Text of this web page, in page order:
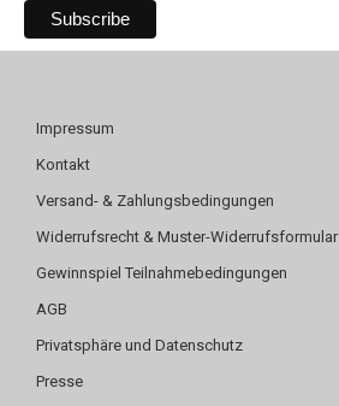
Impressum
Kontakt
Versand- & Zahlungsbedingungen
Widerrufsrecht & Muster-Widerrufsformular
Gewinnspiel Teilnahmebedingungen
AGB
Privatsphäre und Datenschutz
Presse